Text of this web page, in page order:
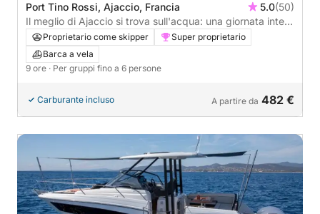
Port Tino Rossi, Ajaccio, Francia 5.0(50)
Il meglio di Ajaccio si trova sull'acqua: una giornata intera
in barca a vela a vostra completa disposizione.
Proprietario come skipper
Super proprietario
Barca a vela
9 ore · Per gruppi fino a 6 persone
Carburante incluso A partire da 482 €